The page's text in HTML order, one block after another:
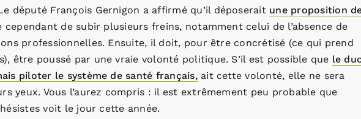
député François Gernigon a affirmé qu’il déposerait une proposition
cependant de subir plusieurs freins, notamment celui de l’absence de
professionnelles. Ensuite, il doit, pour être concrétisé (ce qui prend
être poussé par une vraie volonté politique. S’il est possible que le
piloter le système de santé français,ait cette volonté, elle ne sera
yeux. Vous l’aurez compris : il est extrêmement peu probable que
voit le jour cette année.